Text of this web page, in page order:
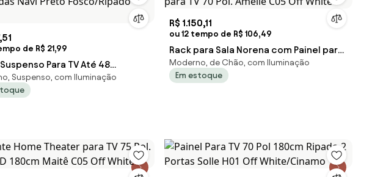
de R$ 21,99
Para TV Até 48
Navi Preto Fosco/Ripado -
Suspenso, com Iluminação
R$ 1.150,11
ou 12 tempo de R$ 106,49
Rack para Sala Norena com Painel para
TV 70 Pol. Amélie C05 Off White
Moderno, de Chão, com Iluminação
Em estoque